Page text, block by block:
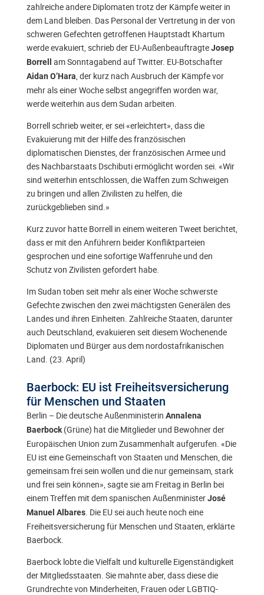
zahlreiche andere Diplomaten trotz der Kämpfe weiter in
dem Land bleiben. Das Personal der Vertretung in der von
schweren Gefechten getroffenen Hauptstadt Khartum
werde evakuiert, schrieb der EU-AußenbeauftragteJosep
Borrell
am Sonntagabend auf Twitter. EU-Botschafter
Aidan O’Hara , der kurz nach Ausbruch der Kämpfe vor
mehr als einer Woche selbst angegriffen worden war,
werde weiterhin aus dem Sudan arbeiten.
Borrell schrieb weiter, er sei «erleichtert», dass die
Evakuierung mit der Hilfe des französischen
diplomatischen Dienstes, der französischen Armee und
des Nachbarstaats Dschibuti ermöglicht worden sei. «Wir
sind weiterhin entschlossen, die Waffen zum Schweigen
zu bringen und allen Zivilisten zu helfen, die
zurückgeblieben sind.»
Kurz zuvor hatte Borrell in einem weiteren Tweet berichtet,
dass er mit den Anführern beider Konfliktparteien
gesprochen und eine sofortige Waffenruhe und den
Schutz von Zivilisten gefordert habe.
Im Sudan toben seit mehr als einer Woche schwerste
Gefechte zwischen den zwei mächtigsten Generälen des
Landes und ihren Einheiten. Zahlreiche Staaten, darunter
auch Deutschland, evakuieren seit diesem Wochenende
Diplomaten und Bürger aus dem nordostafrikanischen
Land. (23. April)
Baerbock: EU ist Freiheitsversicherung
für Menschen und Staaten
Berlin – Die deutsche Außenministerin Annalena
Baerbock (Grüne) hat die Mitglieder und Bewohner der
Europäischen Union zum Zusammenhalt aufgerufen. «Die
EU ist eine Gemeinschaft von Staaten und Menschen, die
gemeinsam frei sein wollen und die nur gemeinsam, stark
und frei sein können», sagte sie am Freitag in Berlin bei
einem Treffen mit dem spanischen AußenministerJosé
Manuel Albares. Die EU sei auch heute noch eine
Freiheitsversicherung für Menschen und Staaten, erklärte
Baerbock.
Baerbock lobte die Vielfalt und kulturelle Eigenständigkeit
der Mitgliedsstaaten. Sie mahnte aber, dass diese die
Grundrechte von Minderheiten, Frauen oder LGBTIQ-